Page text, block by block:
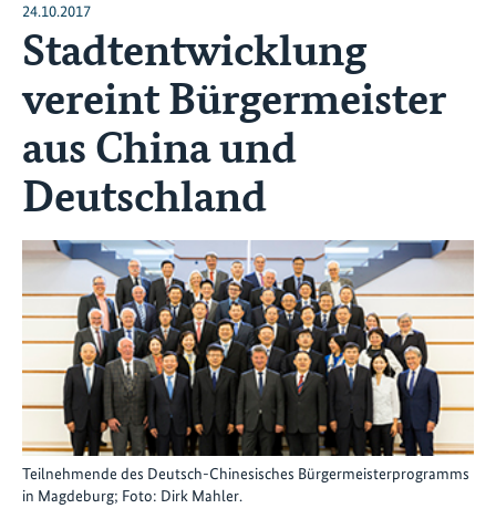
24.10.2017
Stadtentwicklung
vereint Bürgermeister
aus China und
Deutschland
Teilnehmende des Deutsch-Chinesisches Bürgermeisterprogramms
in Magdeburg; Foto: Dirk Mahler.